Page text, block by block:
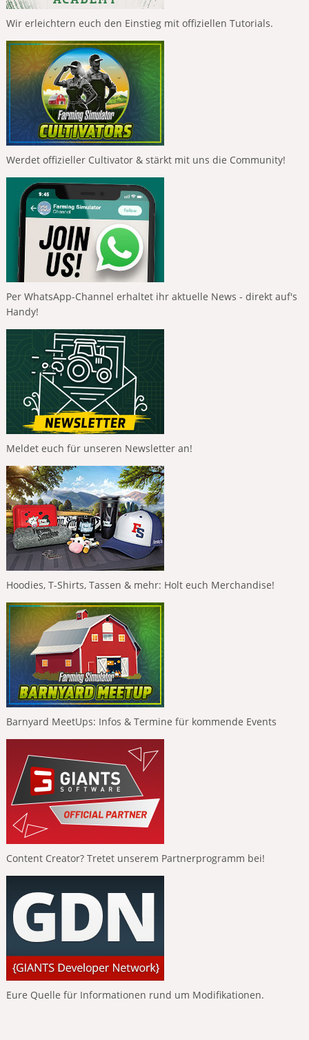
Wir erleichtern euch den Einstieg mit offiziellen Tutorials.
Werdet offizieller Cultivator & stärkt mit uns die Community!
Per WhatsApp-Channel erhaltet ihr aktuelle News - direkt auf's
Handy!
Meldet euch für unseren Newsletter an!
Hoodies, T-Shirts, Tassen & mehr: Holt euch Merchandise!
Barnyard MeetUps: Infos & Termine für kommende Events
Content Creator? Tretet unserem Partnerprogramm bei!
Eure Quelle für Informationen rund um Modifikationen.